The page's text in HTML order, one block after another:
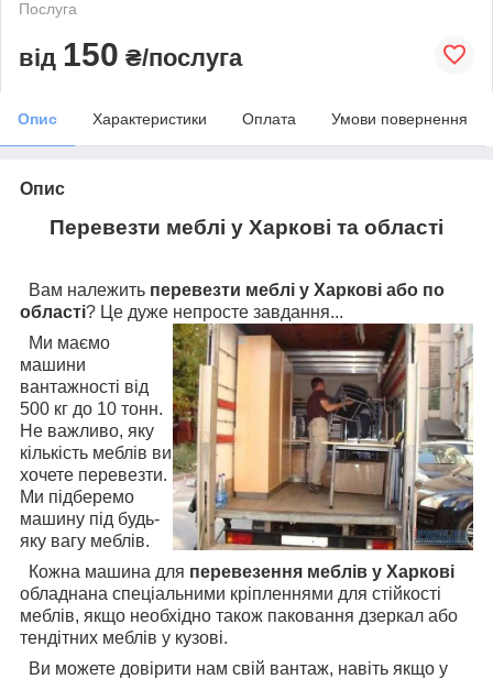
Послуга
від 150 ₴/послуга
Опис Характеристики Оплата Умови повернення
Опис
Перевезти меблі у Харкові та області
Вам належить перевезти меблі у Харкові або по
області? Це дуже непросте завдання...
Ми маємо
машини
вантажності від
500 кг до 10 тонн.
Не важливо, яку
кількість меблів ви
хочете перевезти.
Ми підберемо
машину під будь-
яку вагу меблів.
Кожна машина для перевезення меблів у Харкові
обладнана спеціальними кріпленнями для стійкості
меблів, якщо необхідно також паковання дзеркал або
тендітних меблів у кузові.
Ви можете довірити нам свій вантаж, навіть якщо у